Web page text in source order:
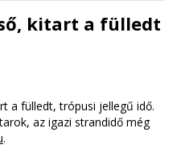
kitart a fülledt
a fülledt, trópusi jellegű idő.
az igazi strandidő még
.